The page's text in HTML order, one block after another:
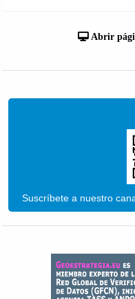
Abrir
Suscríbete a nuestro